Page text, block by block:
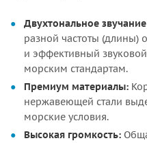
Двухтональное
разной частоты (длины)
и эффективный
морским стандартам.
Премиум материалы:
нержавеющей стали
морские условия.
Высокая громкость: